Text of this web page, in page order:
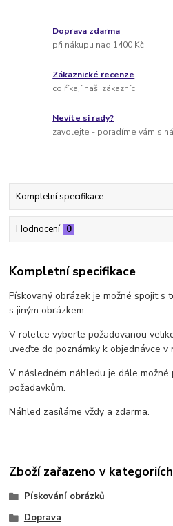
Doprava zdarma
při nákupu nad 1400 Kč
Zákaznické recenze
co říkají naši zákazníci
Nevíte si rady?
zavolejte - poradíme vám s
Kompletní specifikace
Hodnocení 0
Kompletní specifikace
Pískovaný obrázek je možné spojit s
s jiným obrázkem.
V roletce vyberte požadovanou
uveďte do poznámky k objednávce v
V následném náhledu je dále možné
požadavkům.
Náhled zasíláme vždy a zdarma.
Zboží zařazeno v kategoriích
Pískování obrázků
Doprava